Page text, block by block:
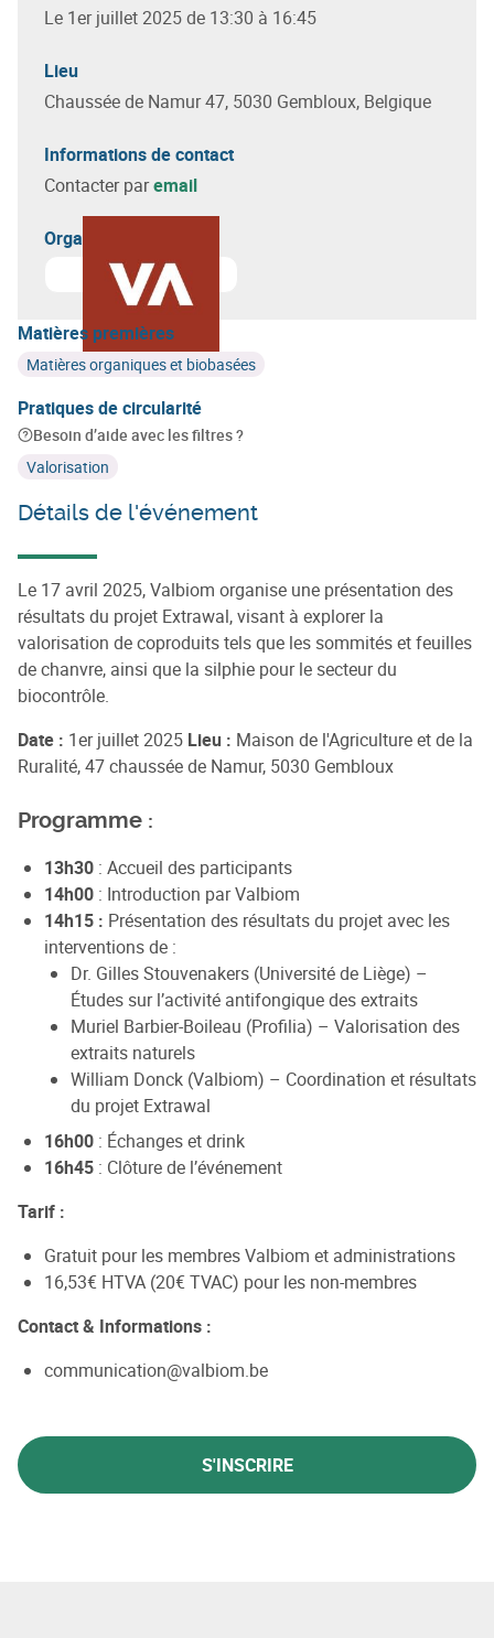
Le 1er juillet 2025 de 13:30 à 16:45
Lieu
Chaussée de Namur 47, 5030 Gembloux, Belgique
Informations de contact
Contacter paremail
Organisateur(s)
En savoir plus sur
Matières premières
Matières organiques et biobasées
Pratiques de circularité
Besoin d’aide avec les filtres ?
Valorisation
Détails de l'événement
Le 17 avril 2025, Valbiom organise une présentation des
résultats du projet Extrawal, visant à explorer la
valorisation de coproduits tels que les sommités et feuilles
de chanvre, ainsi que la silphie pour le secteur du
biocontrôle.
Date : 1er juillet 2025 Lieu : Maison de l'Agriculture et de la
Ruralité, 47 chaussée de Namur, 5030 Gembloux
Programme :
13h30 : Accueil des participants
14h00 : Introduction par Valbiom
14h15 : Présentation des résultats du projet avec les
interventions de :
Dr. Gilles Stouvenakers (Université de Liège) –
Études sur l’activité antifongique des extraits
Muriel Barbier-Boileau (Profilia) – Valorisation des
extraits naturels
William Donck (Valbiom) – Coordination et résultats
du projet Extrawal
16h00 : Échanges et drink
16h45 : Clôture de l’événement
Tarif :
Gratuit pour les membres Valbiom et administrations
16,53€ HTVA (20€ TVAC) pour les non-membres
Contact & Informations :
communication@valbiom.be
S'INSCRIRE